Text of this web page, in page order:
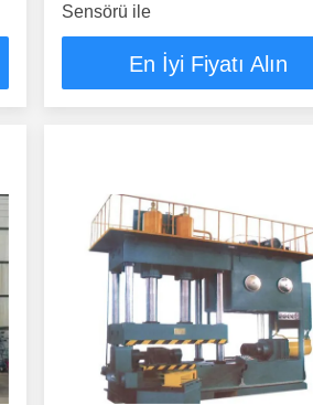
Sensörü ile
En İyi Fiyatı Alın